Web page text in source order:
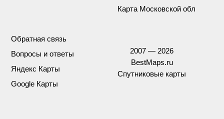
Карта Московской обл
Обратная связь
Вопросы и ответы
Яндекс Карты
Google Карты
2007 — 2026
BestMaps.ru
Спутниковые карты